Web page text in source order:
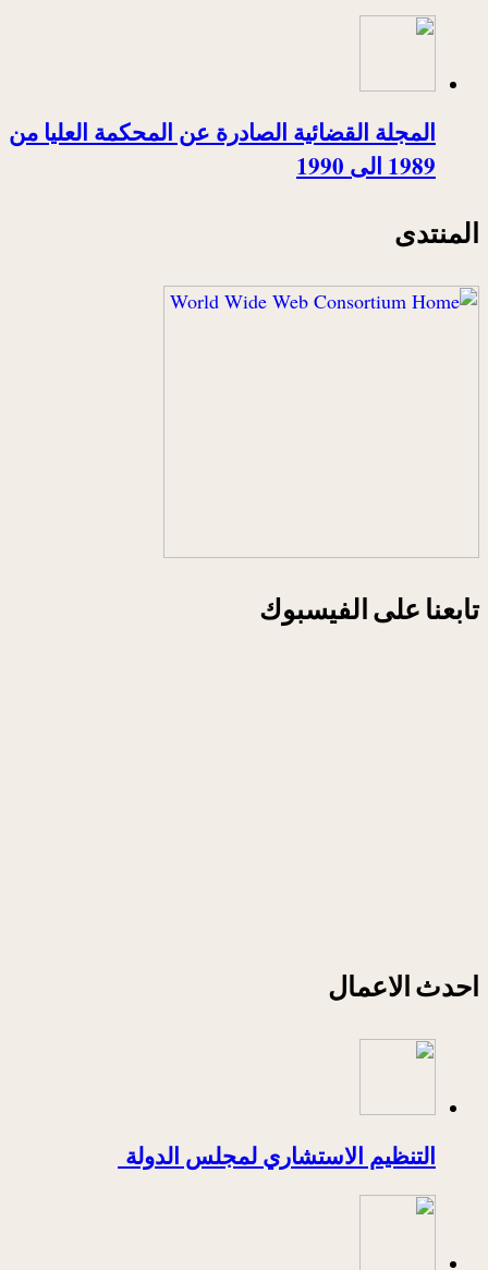
المجلة القضائية الصادرة عن المحكمة العليا من
1989 الى 1990
المنتدى
تابعنا على الفيسبوك
احدث الاعمال
التنظيم الاستشاري لمجلس الدولة